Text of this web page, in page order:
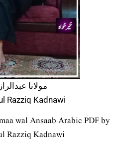
مولانا
Razziq Kadnawi
wal Ansaab Arabic PDF by
Razziq Kadnawi